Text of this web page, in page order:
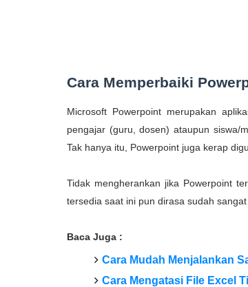
Cara Memperbaiki
Microsoft Powerpoint merupakan
pengajar (guru, dosen) ataupun siswa/
Tak hanya itu, Powerpoint juga kerap
Tidak mengherankan jika Powerpoint
tersedia saat ini pun dirasa sudah
Baca Juga :
Cara Mudah Menjalankan
Cara Mengatasi File Excel